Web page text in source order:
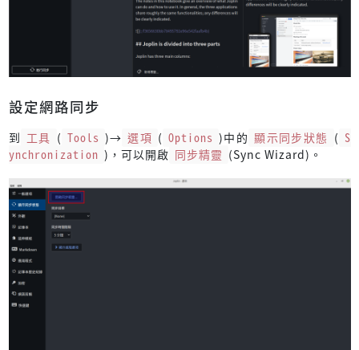
設定網路同步
到 工具 ( Tools )→ 選項 ( Options )中的 顯示同步狀態 ( S
ynchronization )，可以開啟 同步精靈 (Sync Wizard)。